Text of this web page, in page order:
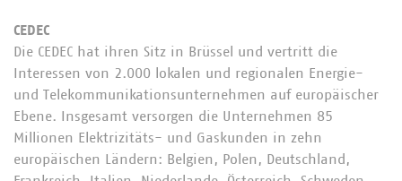
CEDEC
Die CEDEC hat ihren Sitz in Brüssel und vertritt die
Interessen von 2.000 lokalen und regionalen Energie-
und Telekommunikationsunternehmen auf europäischer
Ebene. Insgesamt versorgen die Unternehmen 85
Millionen Elektrizitäts- und Gaskunden in zehn
europäischen Ländern: Belgien, Polen, Deutschland,